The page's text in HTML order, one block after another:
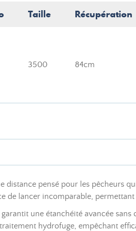
Taille Récupération
3500 84cm
distance pensé pour les pêcheurs
de lancer incomparable,
une étanchéité avancée
hydrofuge, empêchant